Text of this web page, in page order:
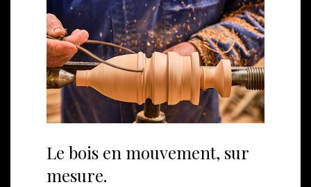
Le bois en mouvement, sur
mesure.